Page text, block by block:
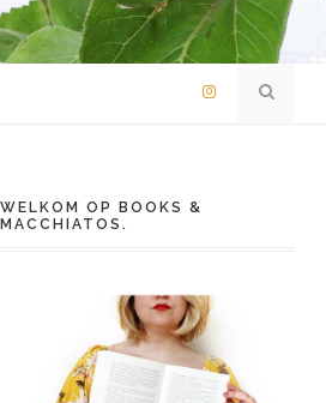
WELKOM OP BOOKS &
MACCHIATOS.